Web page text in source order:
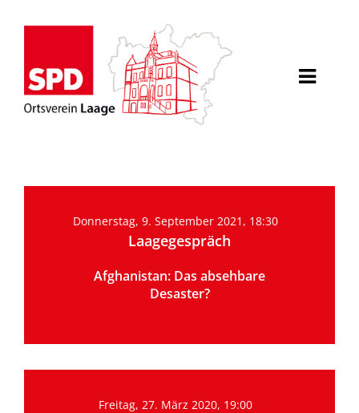
Veranstaltungen
Donnerstag, 9. September 2021, 18:30
Laagegespräch
Afghanistan: Das absehbare
Desaster?
Freitag, 27. März 2020, 19:00